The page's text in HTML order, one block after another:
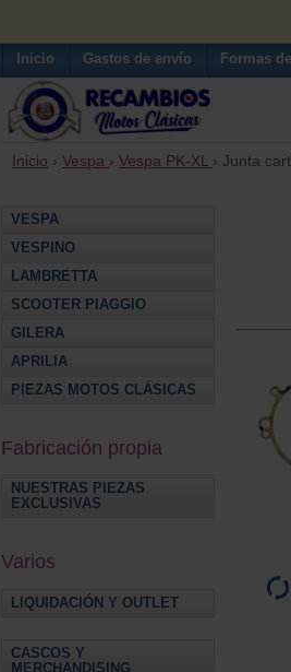
Inicio Gastos de envío Formas
Inicio › Vespa › Vespa PK-XL › Junta
VESPA
VESPINO
LAMBRETTA
SCOOTER PIAGGIO
GILERA
APRILIA
PIEZAS MOTOS CLÁSICAS
Fabricación propia
NUESTRAS PIEZAS
EXCLUSIVAS
Varios
LIQUIDACIÓN Y OUTLET
CASCOS Y
MERCHANDISING